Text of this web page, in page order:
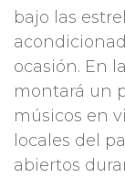
bajo las
ocasión. En
montará un
músicos en
locales del
abiertos